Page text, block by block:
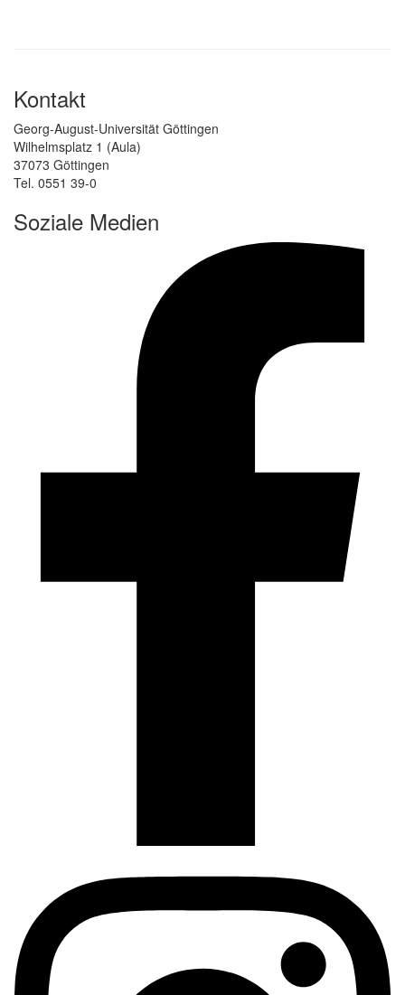
Kontakt
Georg-August-Universität Göttingen
Wilhelmsplatz 1 (Aula)
37073 Göttingen
Tel. 0551 39-0
Soziale Medien